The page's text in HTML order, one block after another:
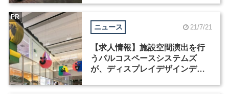
ニュース 21/7/21
【求人情報】施設空間演出を行
うパルコスペースシステムズ
が、ディスプレイデザインディ
PR